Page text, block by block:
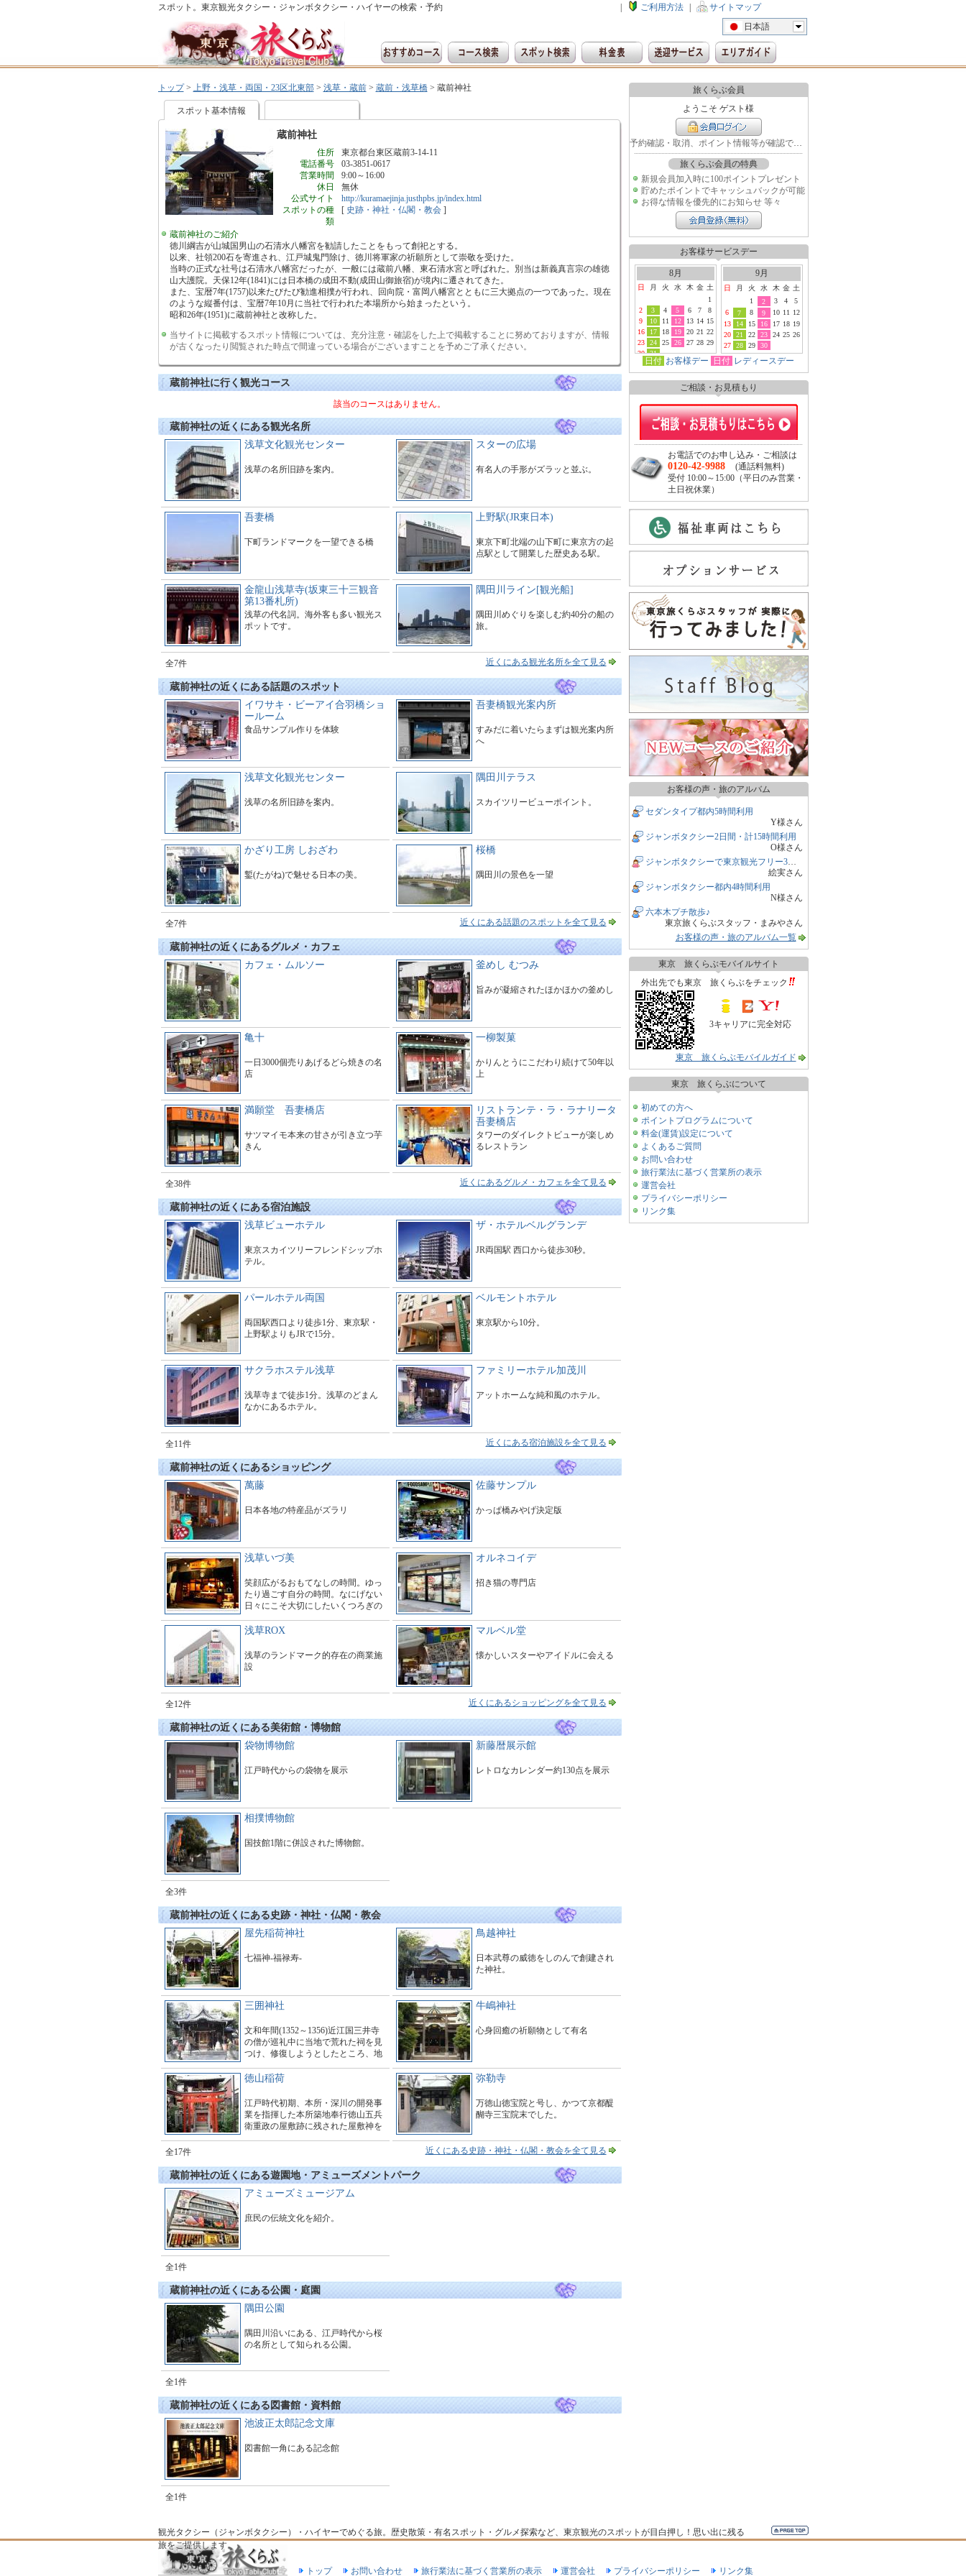
スポット。東京観光タクシー・ジャンボタクシー・ハイヤーの検索・予約 ご利用方法
サイトマップ
日本語
トップ> 上野・浅草・両国・23区北東部> 浅草・蔵前> 蔵前・浅草橋> 蔵前神社
スポット基本情報
蔵前神社
住所
東京都台東区蔵前3-14-11
電話番号
03-3851-0617
営業時間
9:00～16:00
休日
無休
公式サイト
http://kuramaejinja.justhpbs.jp/index.html
スポットの種
類
[ 史跡・神社・仏閣・教会]
蔵前神社のご紹介
徳川綱吉が山城国男山の石清水八幡宮を勧請したことをもって創祀とする。
以来、社領200石を寄進され、江戸城鬼門除け、徳川将軍家の祈願所として崇敬を受けた。
当時の正式な社号は石清水八幡宮だったが、一般には蔵前八幡、東石清水宮と呼ばれた。別当は新義真言宗の雄徳
山大護院。天保12年(1841)には日本橋の成田不動(成田山御旅宿)が境内に遷されてきた。
また、宝暦7年(1757)以来たびたび勧進相撲が行われ、回向院・富岡八幡宮とともに三大拠点の一つであった。現在
のような縦番付は、宝暦7年10月に当社で行われた本場所から始まったという。
昭和26年(1951)に蔵前神社と改称した。
当サイトに掲載するスポット情報については、充分注意・確認をした上で掲載することに努めておりますが、情報
が古くなったり閲覧された時点で間違っている場合がございますことを予めご了承ください。
蔵前神社に行く観光コース
該当のコースはありません。
蔵前神社の近くにある観光名所
浅草文化観光センター
浅草の名所旧跡を案内。
スターの広場
有名人の手形がズラッと並ぶ。
吾妻橋
下町ランドマークを一望できる橋
上野駅(JR東日本)
東京下町北端の山下町に東京方の起
点駅として開業した歴史ある駅。
金龍山浅草寺(坂東三十三観音
第13番札所)
浅草の代名詞。海外客も多い観光ス
ポットです。
隅田川ライン[観光船]
隅田川めぐりを楽しむ約40分の船の
旅。
全7件 近くにある観光名所を全て見る
蔵前神社の近くにある話題のスポット
イワサキ・ビーアイ合羽橋ショ
ールーム
食品サンプル作りを体験
吾妻橋観光案内所
すみだに着いたらまずは観光案内所
へ
浅草文化観光センター
浅草の名所旧跡を案内。
隅田川テラス
スカイツリービューポイント。
かざり工房 しおざわ
鏨(たがね)で魅せる日本の美。
桜橋
隅田川の景色を一望
全7件 近くにある話題のスポットを全て見る
蔵前神社の近くにあるグルメ・カフェ
カフェ・ムルソー
釜めし むつみ
旨みが凝縮されたほかほかの釜めし
亀十
一日3000個売りあげるどら焼きの名
店
一柳製菓
かりんとうにこだわり続けて50年以
上
満願堂 吾妻橋店
サツマイモ本来の甘さが引き立つ芋
きん
リストランテ・ラ・ラナリータ
吾妻橋店
タワーのダイレクトビューが楽しめ
るレストラン
全38件 近くにあるグルメ・カフェを全て見る
蔵前神社の近くにある宿泊施設
浅草ビューホテル
東京スカイツリーフレンドシップホ
テル。
ザ・ホテルベルグランデ
JR両国駅 西口から徒歩30秒。
パールホテル両国
両国駅西口より徒歩1分、東京駅・
上野駅よりもJRで15分。
ベルモントホテル
東京駅から10分。
サクラホステル浅草
浅草寺まで徒歩1分。浅草のどまん
なかにあるホテル。
ファミリーホテル加茂川
アットホームな純和風のホテル。
全11件 近くにある宿泊施設を全て見る
蔵前神社の近くにあるショッピング
萬藤
日本各地の特産品がズラリ
佐藤サンプル
かっぱ橋みやげ決定版
浅草いづ美
笑顔広がるおもてなしの時間。ゆっ
たり過ごす自分の時間。なにげない
日々にこそ大切にしたいくつろぎの
で、音で、心和む楽しいひとときを
オルネコイデ
招き猫の専門店
浅草ROX
浅草のランドマーク的存在の商業施
設
マルベル堂
懐かしいスターやアイドルに会える
全12件 近くにあるショッピングを全て見る
蔵前神社の近くにある美術館・博物館
袋物博物館
江戸時代からの袋物を展示
新藤暦展示館
レトロなカレンダー約130点を展示
相撲博物館
国技館1階に併設された博物館。
全3件
蔵前神社の近くにある史跡・神社・仏閣・教会
屋先稲荷神社
七福神-福禄寿-
鳥越神社
日本武尊の威徳をしのんで創建され
た神社。
三囲神社
文和年間(1352～1356)近江国三井寺
の僧が巡礼中に当地で荒れた祠を見
つけ、修復しようとしたところ、地
る神像を得ました。
牛嶋神社
心身回癒の祈願物として有名
徳山稲荷
江戸時代初期、本所・深川の開発事
業を指揮した本所築地奉行徳山五兵
衛重政の屋敷跡に残された屋敷神を
弥勒寺
万徳山徳宝院と号し、かつて京都醍
醐寺三宝院末でした。
全17件 近くにある史跡・神社・仏閣・教会を全て見る
蔵前神社の近くにある遊園地・アミューズメントパーク
アミューズミュージアム
庶民の伝統文化を紹介。
全1件
蔵前神社の近くにある公園・庭園
隅田公園
隅田川沿いにある、江戸時代から桜
の名所として知られる公園。
全1件
蔵前神社の近くにある図書館・資料館
池波正太郎記念文庫
図書館一角にある記念館
全1件
旅くらぶ会員
ようこそ ゲスト様
予約確認・取消、ポイント情報等が確認できます
旅くらぶ会員の特典
新規会員加入時に100ポイントプレゼント
貯めたポイントでキャッシュバックが可能
お得な情報を優先的にお知らせ 等々
お客様サービスデー
8月
日 月 火 水 木 金 土
1
2
3 4 5 6 7
8
9
10 11 12 13 14 15
16
17 18 19 20 21 22
23
24 25 26 27 28 29
30
31
9月
日 月 火 水 木 金 土
1
2 3 4
5
6
7 8 9 10 11
12
13
14 15 16 17 18 19
20
21 22 23 24 25 26
27
28 29 30
日付 お客様デー 日付 レディースデー
ご相談・お見積もり
お電話でのお申し込み・ご相談は
0120-42-9988 (通話料無料)
受付 10:00～15:00（平日のみ営業・
土日祝休業）
お客様の声・旅のアルバム
セダンタイプ都内5時間利用
Y様さん
ジャンボタクシー2日間・計15時間利用
O様さん
ジャンボタクシーで東京観光フリー3時間
絵実さん
ジャンボタクシー都内4時間利用
N様さん
六本木プチ散歩♪
東京旅くらぶスタッフ・まみやさん
お客様の声・旅のアルバム一覧
東京 旅くらぶモバイルサイト
外出先でも東京 旅くらぶをチェック
3キャリアに完全対応
東京 旅くらぶモバイルガイド
東京 旅くらぶについて
初めての方へ
ポイントプログラムについて
料金(運賃)設定について
よくあるご質問
お問い合わせ
旅行業法に基づく営業所の表示
運営会社
プライバシーポリシー
リンク集
観光タクシー（ジャンボタクシー）・ハイヤーでめぐる旅。歴史散策・有名スポット・グルメ探索など、東京観光のスポットが目白押し！思い出に残る
旅をご提供します。
トップ お問い合わせ 旅行業法に基づく営業所の表示 運営会社 プライバシーポリシー リンク集